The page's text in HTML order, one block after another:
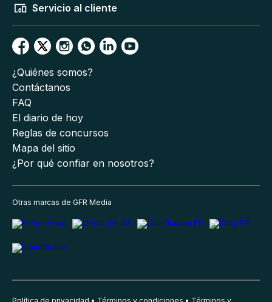
Servicio al cliente
¿Quiénes somos?
Contáctanos
FAQ
El diario de hoy
Reglas de concursos
Mapa del sitio
¿Por qué confiar en nosotros?
Otras marcas de GFR Media